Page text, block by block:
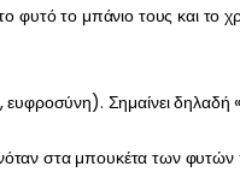
φυτό το μπάνιο τους και
Σημαίνει
στα μπουκέτα των